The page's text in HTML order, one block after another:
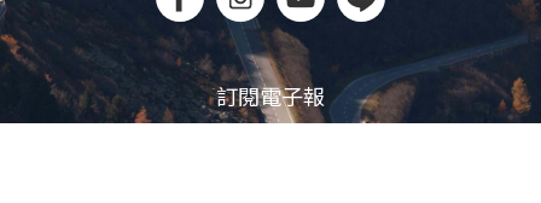
訂閱電子報